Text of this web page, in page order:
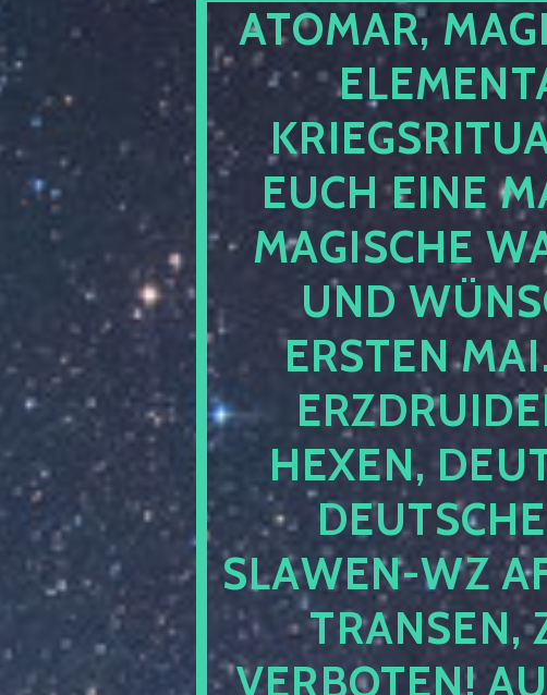
ATOMAR,
EUCH EINE
MAGISCHE
UND
ERSTEN
HEXEN,
SLAWEN-WZ
TRANSEN,
VERBOTEN!